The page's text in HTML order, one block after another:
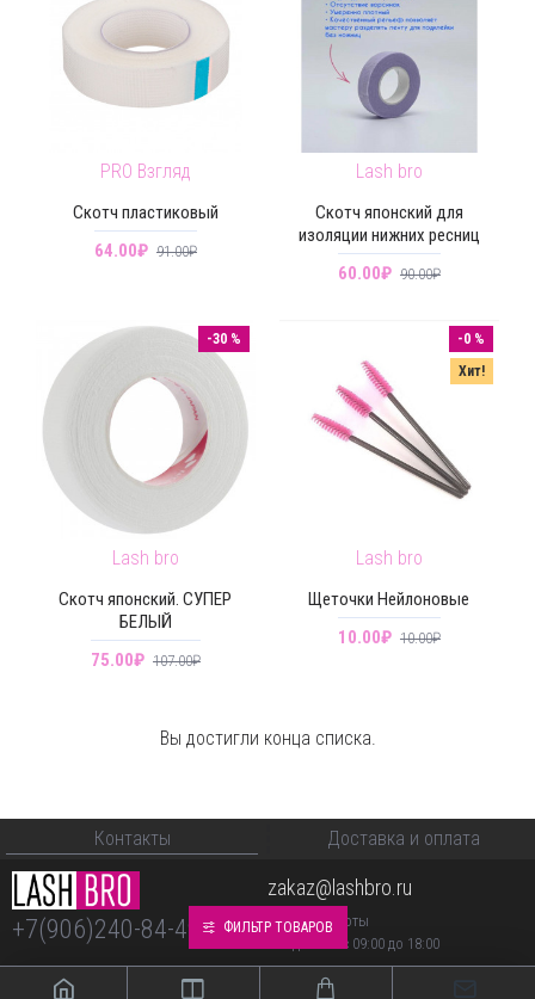
PRO Взгляд
Скотч пластиковый
64.00₽ 91.00₽
Lash bro
Скотч японский для
изоляции нижних ресниц
60.00₽ 90.00₽
-30 %
Lash bro
Скотч японский. СУПЕР
БЕЛЫЙ
75.00₽ 107.00₽
Хит!
-0 %
Lash bro
Щеточки Нейлоновые
10.00₽ 10.00₽
Вы достигли конца списка.
Контакты Доставка и оплата
zakaz@lashbro.ru
+7(906)240-84-49
График работы
Ежедневно с 09:00 до 18:00
ФИЛЬТР ТОВАРОВ